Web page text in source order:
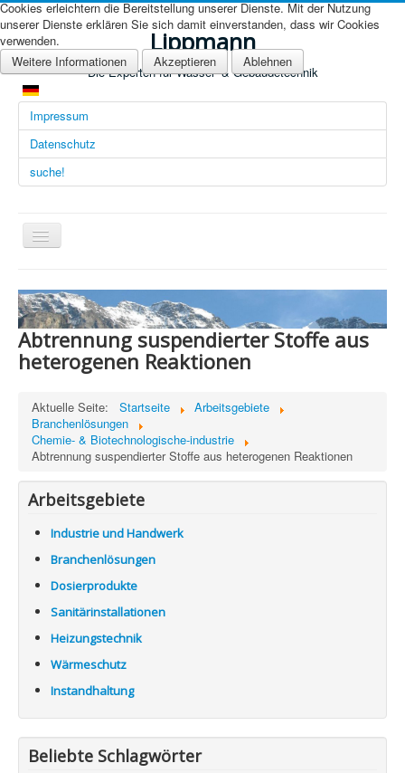
Lippmann
Die Experten für Wasser- & Gebäudetechnik
Impressum
Datenschutz
suche!
Navigation
an/aus
Startseite (Übersicht)
Arbeitsgebiete
Information
Produkte & Services
Abtrennung suspendierter Stoffe aus
heterogenen Reaktionen
Aktuelle Seite: Startseite
Arbeitsgebiete
Branchenlösungen
Chemie- & Biotechnologische-industrie
Abtrennung suspendierter Stoffe aus heterogenen Reaktionen
Arbeitsgebiete
Industrie und Handwerk
Branchenlösungen
Dosierprodukte
Sanitärinstallationen
Heizungstechnik
Wärmeschutz
Instandhaltung
Beliebte Schlagwörter
Cookies erleichtern die Bereitstellung unserer Dienste. Mit der Nutzung
unserer Dienste erklären Sie sich damit einverstanden, dass wir Cookies
verwenden.
Weitere Informationen
Akzeptieren Ablehnen